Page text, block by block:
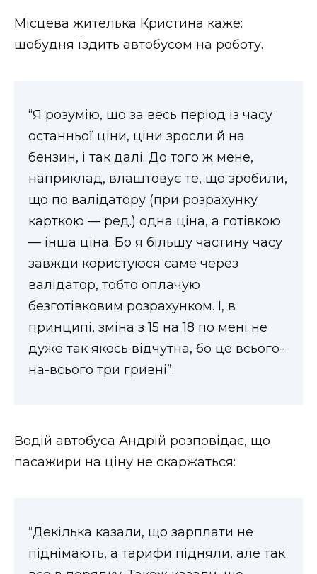
Місцева жителька Кристина каже:
щобудня їздить автобусом на роботу.
“Я розумію, що за весь період із часу
останньої ціни, ціни зросли й на
бензин, і так далі. До того ж мене,
наприклад, влаштовує те, що зробили,
що по валідатору (при розрахунку
карткою — ред.) одна ціна, а готівкою
— інша ціна. Бо я більшу частину часу
завжди користуюся саме через
валідатор, тобто оплачую
безготівковим розрахунком. І, в
принципі, зміна з 15 на 18 по мені не
дуже так якось відчутна, бо це всього-
на-всього три гривні”.
Водій автобуса Андрій розповідає, що
пасажири на ціну не скаржаться:
“Декілька казали, що зарплати не
піднімають, а тарифи підняли, але так